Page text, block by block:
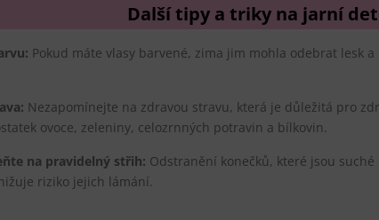
Další tipy a triky na jarní
Pokud máte vlasy barvené, zima jim mohla odebrat lesk
Nezapomínejte na zdravou stravu, která je důležitá pro
ovoce, zeleniny, celozrnných potravin a bílkovin.
na pravidelný střih: Odstranění konečků, které jsou
riziko jejich lámání.